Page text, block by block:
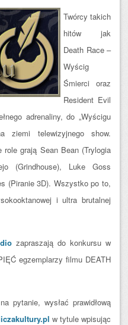
Twórcy takich
hitów jak
Death Race –
Wyścig
Śmierci oraz
Resident Evil
adrenaliny, do „Wyścigu
ziemi telewizyjnego show.
grają Sean Bean (Trylogia
(Grindhouse), Luke Goss
(Piranie 3D). Wszystko po to,
i ultra brutalnej
zapraszają do konkursu w
egzemplarzy filmu DEATH
pytanie, wysłać prawidłową
w tytule wpisując